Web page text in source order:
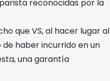
reconocidas por la
que VS, al hacer lugar al
haber incurrido en un
una garantía